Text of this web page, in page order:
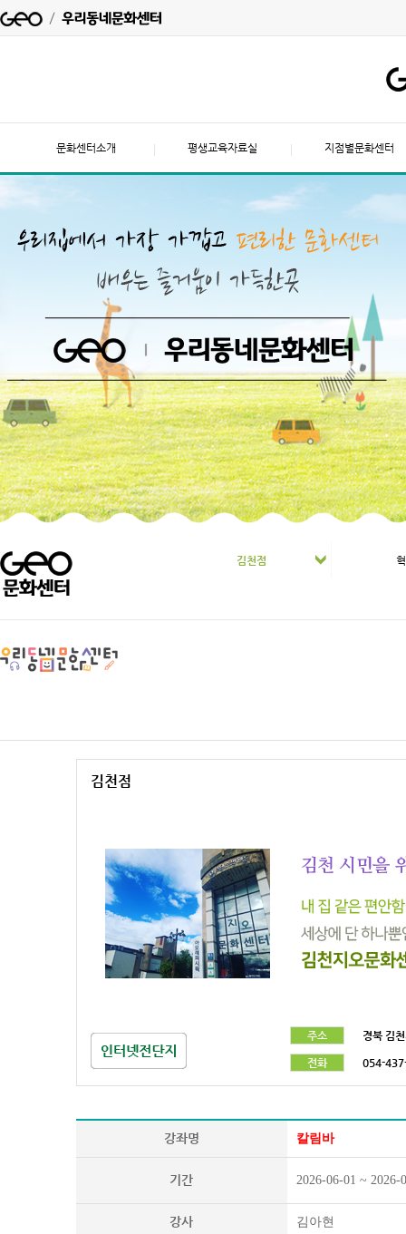
문화센터소개 평생교육자료실 지점별문화센터
김천점
김천점
주소 경북 김
전화 054-
강좌명 칼림바
기간 2026-06-01 ~ 2026-
강사 김아현